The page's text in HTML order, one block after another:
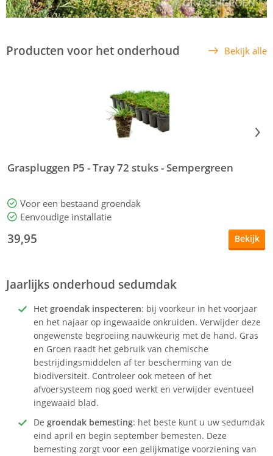
Producten voor het onderhoud Bekijk alle
Graspluggen P5 - Tray 72 stuks - Sempergreen
Voor een bestaand groendak
Eenvoudige installatie
39,95 Bekijk
Jaarlijks onderhoud sedumdak
Het groendak inspecteren: bij voorkeur in het voorjaar
en het najaar op ingewaaide onkruiden. Verwijder deze
ongewenste begroeiing nauwkeurig met de hand. Gras
en Groen raadt het gebruik van chemische
bestrijdingsmiddelen af ter bescherming van de
biodiversiteit. Controleer ook meteen of het
afvoersysteem nog goed werkt en verwijder eventueel
ingewaaid blad.
De groendak bemesting: het beste kunt u uw sedumdak
eind april en begin september bemesten. Deze
bemesting zorgt voor een gelijkmatige voorziening van